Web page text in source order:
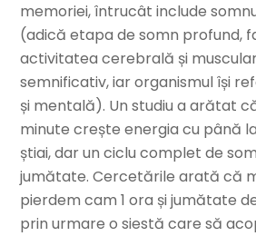
memoriei, întrucât include
(adică etapa de somn profund,
activitatea cerebrală și
semnificativ, iar organismul își
și mentală). Un studiu a arătat
minute crește energia cu până
știai, dar un ciclu complet de
jumătate. Cercetările arată că
pierdem cam 1 ora și jumătate
prin urmare o siestă care să